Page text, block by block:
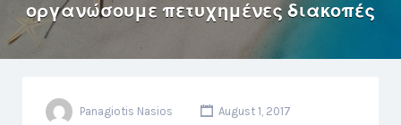
οργανώσουμε πετυχημένες διακοπές
Panagiotis Nasios August 1, 2017